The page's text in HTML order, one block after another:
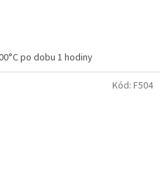
po dobu 1 hodiny
Kód: F504